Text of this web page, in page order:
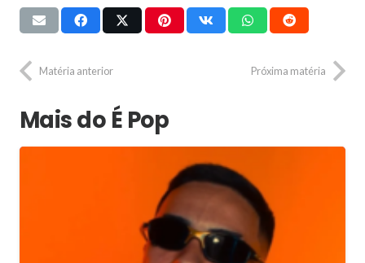
Matéria anterior Próxima matéria
Mais do É Pop